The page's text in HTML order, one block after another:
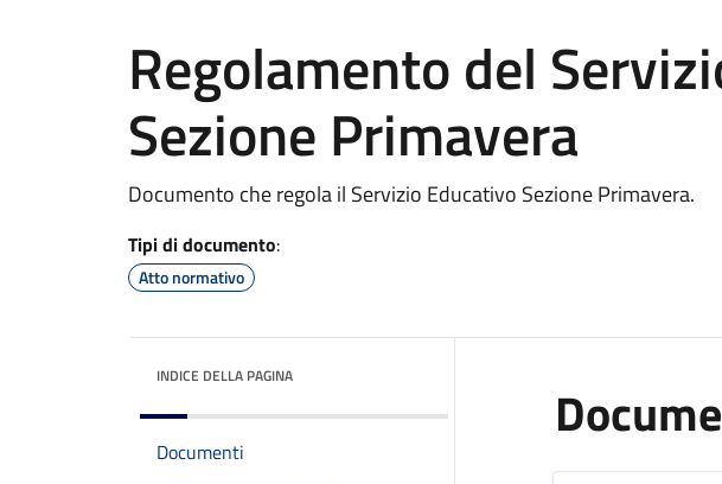
Regolamento del
Sezione Primavera
Documento che regola il Servizio Educativo Sezione Primavera.
Tipi di documento:
Atto normativo
INDICE DELLA PAGINA
Documenti